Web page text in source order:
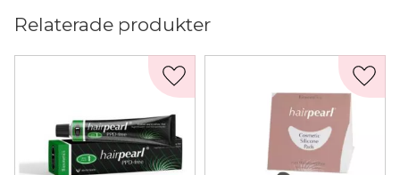
Relaterade produkter
Lägg till i favoriter